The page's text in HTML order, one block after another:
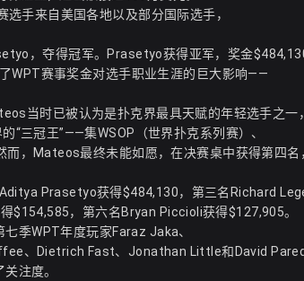
手来自美国各地以及部分国际选手，
，夺得冠军。Prasetyo获得亚军，奖金
WPT赛事奖金对选手职业生涯的巨大影响——
当时已被认为是扑克界最具天赋的年轻选手之一，
“三冠王”——集WSOP（世界扑克系列赛）、
，Mateos最终未能如愿，在决赛桌中获得第四名
Prasetyo获得$484,130，第三名Richard
，第六名Bryan Piccioli获得$127,905。
季WPT年度玩家Faraz Jaka、
、Dietrich Fast、Jonathan Little和David
注度。